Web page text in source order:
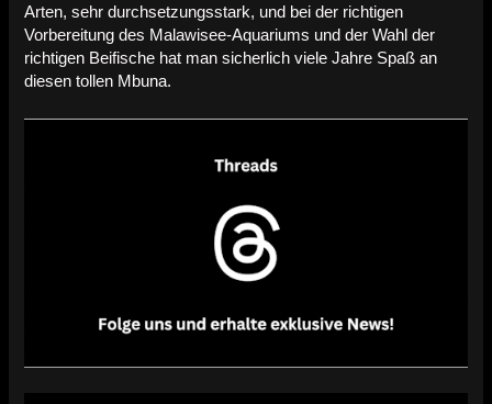
Arten, sehr durchsetzungsstark, und bei der richtigen
Vorbereitung des Malawisee-Aquariums und der Wahl der
richtigen Beifische hat man sicherlich viele Jahre Spaß an
diesen tollen Mbuna.